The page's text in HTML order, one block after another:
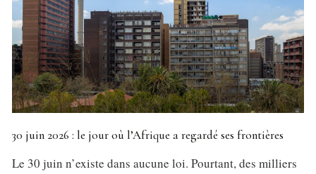
30 juin 2026 : le jour où l’Afrique a regardé ses frontières
Le 30 juin n’existe dans aucune loi. Pourtant, des milliers